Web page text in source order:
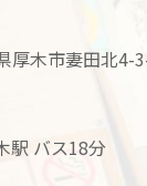
木市妻田北4-
駅 バス18分